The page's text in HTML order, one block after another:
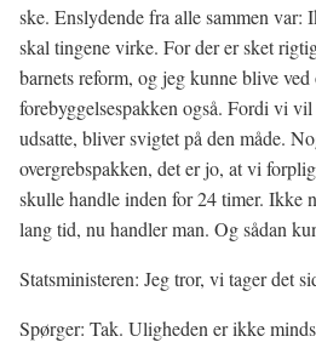
ske. Enslydende fra alle sammen var:
skal tingene virke. For der er sket
barnets reform, og jeg kunne blive ved
forebyggelsespakken også. Fordi vi
udsatte, bliver svigtet på den måde.
overgrebspakken, det er jo, at vi
skulle handle inden for 24 timer. Ikke
lang tid, nu handler man. Og sådan
Statsministeren: Jeg tror, vi tager det
Spørger: Tak. Uligheden er ikke